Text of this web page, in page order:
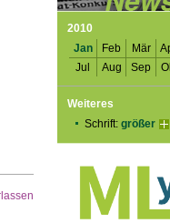
2010
Jan
Feb Mär
Jul
Aug Sep
Weiteres
Schrift: größer